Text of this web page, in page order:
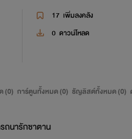
17 เพิ่มลงคลัง
0 ดาวน์โหลด
(0) การ์ตูนทั้งหมด (0) ธัญลิสต์ทั้งหมด (0)
ถนารักซาตาน